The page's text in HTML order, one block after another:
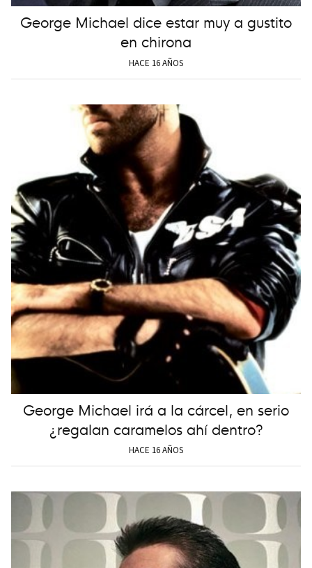
George Michael dice estar muy a gustito
en chirona
HACE 16 AÑOS
George Michael irá a la cárcel, en serio
¿regalan caramelos ahí dentro?
HACE 16 AÑOS